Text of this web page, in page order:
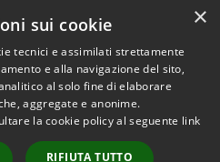
Copyright © 2026 • Comune di
Gaglianico • Powered by
Municipium• Accesso
×
sui cookie
tecnici e assimilati strettamente
e alla navigazione del sito,
al solo fine di elaborare
aggregate e anonime.
la cookie policy al seguente link
RIFIUTA TUTTO